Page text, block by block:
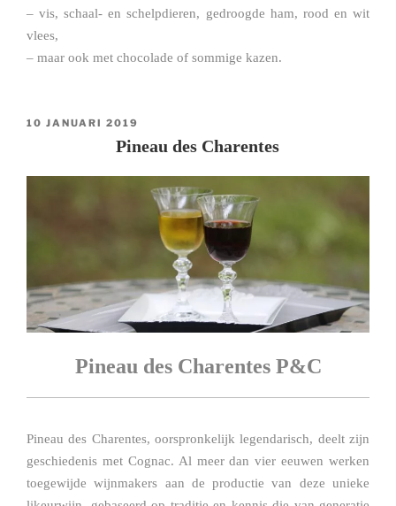
– vis, schaal- en schelpdieren, gedroogde ham, rood en wit
vlees,
– maar ook met chocolade of sommige kazen.
GEPLAATST
10 JANUARI 2019
Pineau des Charentes
Pineau des Charentes P&C
Pineau des Charentes, oorspronkelijk legendarisch, deelt zijn
geschiedenis met Cognac. Al meer dan vier eeuwen werken
toegewijde wijnmakers aan de productie van deze unieke